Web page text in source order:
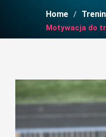
Home
Motywacja do